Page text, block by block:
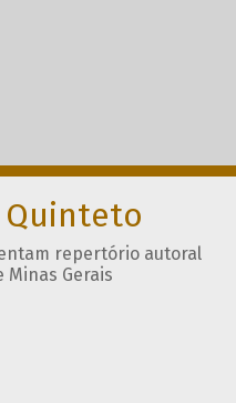
Quinteto
repertório autoral
Gerais